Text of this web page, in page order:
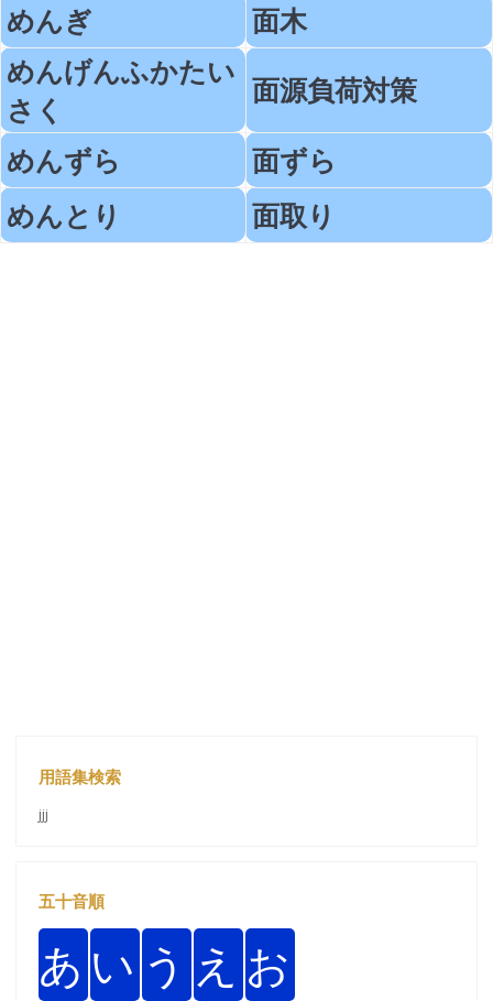
めんぎ
面木
めんげんふかたい
さく
面源負荷対策
めんずら
面ずら
めんとり
面取り
用語集検索
jjj
五十音順
あ い う え お